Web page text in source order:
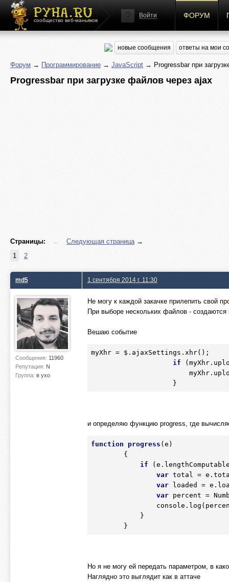
сообщество веб-маньяков
Войти ФОРУМ
новые сообщения ответы на мои
Форум → Программирование → JavaScript → Progressbar при
Progressbar при загрузке файлов через ajax
Страницы: ← Следующая страница→
1
2
md5
Сообщения: 11960
Репутация: N
Группа: в ухо
1 сентября 2014 г. 11:30
Не могу к каждой закачке прилепить свой
При выборе нескольких файлов - создаются
Вешаю событие
myXhr = $. ajaxSettings.xhr();
if
                    }
и определяю функцию progress, где
function progress (e)
        {
if
var total =
var loaded =
var percent =
        }
Но я не могу ей передать параметром, в
Наглядно это выглядит как в аттаче